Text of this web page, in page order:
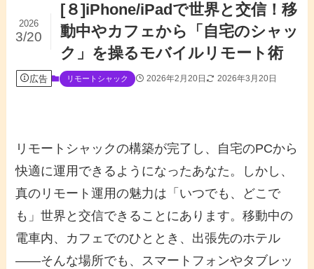
[８]iPhone/iPadで世界と交信！移
動中やカフェから「自宅のシャッ
ク」を操るモバイルリモート術
2026
3/20
広告 リモートシャック 2026年2月20日 2026年3月20日
リモートシャックの構築が完了し、自宅のPCから
快適に運用できるようになったあなた。しかし、
真のリモート運用の魅力は「いつでも、どこで
も」世界と交信できることにあります。移動中の
電車内、カフェでのひととき、出張先のホテル
――そんな場所でも、スマートフォンやタブレッ